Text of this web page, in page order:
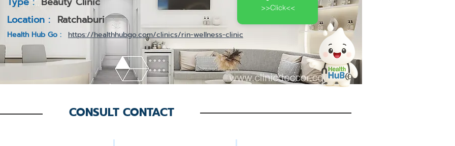
Location : Ratchaburi
>>Click<<
Health Hub Go : https://healthhubgo.com/clinics/rin-wellness-clinic
CONSULT CONTACT